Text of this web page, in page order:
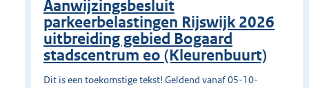
Aanwijzingsbesluit
parkeerbelastingen Rijswijk 2026
uitbreiding gebied Bogaard
stadscentrum eo (Kleurenbuurt)
Dit is een toekomstige tekst! Geldend vanaf 05-10-